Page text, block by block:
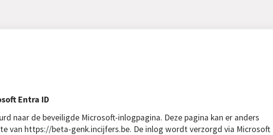
Entra ID
naar de beveiligde Microsoft-inlogpagina. Deze pagina kan er anders
van https://beta-genk.incijfers.be. De inlog wordt verzorgd via Microsoft